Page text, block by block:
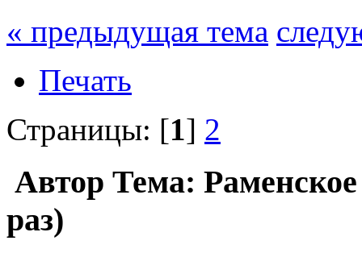
« предыдущая тема
Печать
Страницы: [1] 2
Автор Тема:
раз)